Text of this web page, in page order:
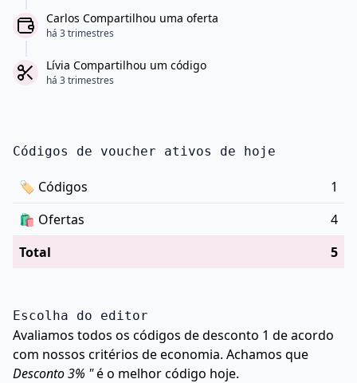
Carlos Compartilhou uma oferta
há 3 trimestres
Lívia Compartilhou um código
há 3 trimestres
Códigos de voucher ativos de hoje
🏷 Códigos
1
🛍️ Ofertas
4
Total
5
Escolha do editor
Avaliamos todos os códigos de desconto 1 de acordo
com nossos critérios de economia. Achamos que
Desconto 3% "é o melhor código hoje.